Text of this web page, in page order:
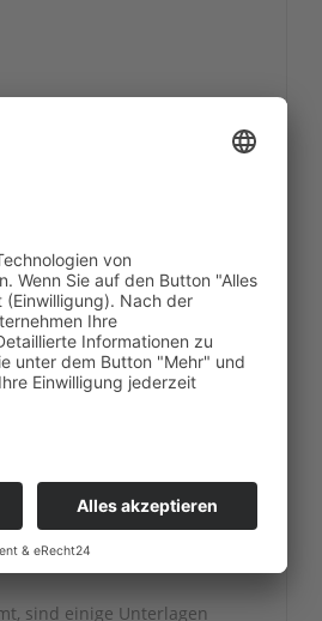
erfolgreich
fallen verschiedene
sind einige Unterlagen